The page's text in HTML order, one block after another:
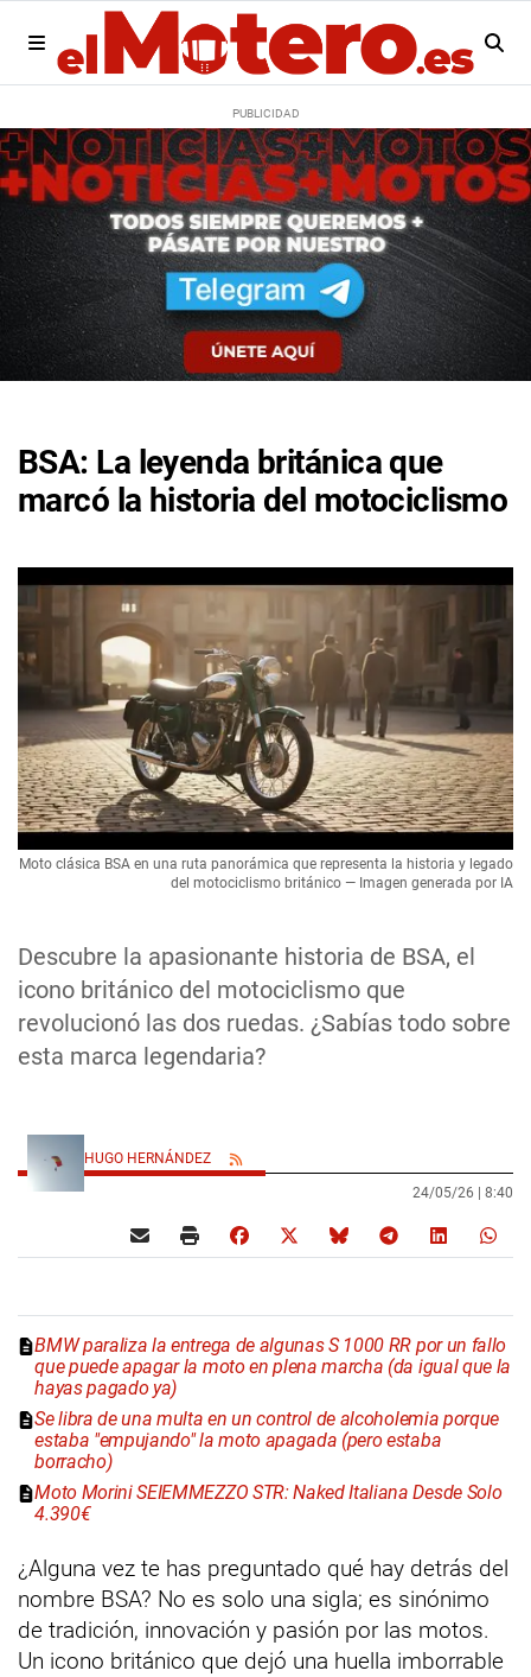
BSA: La leyenda británica que
marcó la historia del motociclismo
Descubre la apasionante historia de BSA, el
icono británico del motociclismo que
revolucionó las dos ruedas. ¿Sabías todo sobre
esta marca legendaria?
Moto clásica BSA en una ruta panorámica que representa la historia y legado
del motociclismo británico — Imagen generada por IA
HUGO HERNÁNDEZ
24/05/26 | 8:40
BMW paraliza la entrega de algunas S 1000 RR por un fallo
que puede apagar la moto en plena marcha (da igual que la
hayas pagado ya)
Se libra de una multa en un control de alcoholemia porque
estaba "empujando" la moto apagada (pero estaba
borracho)
Moto Morini SEIEMMEZZO STR: Naked Italiana Desde Solo
4.390€
¿Alguna vez te has preguntado qué hay detrás del
nombre BSA? No es solo una sigla; es sinónimo
de tradición, innovación y pasión por las motos.
Un icono británico que dejó una huella imborrable